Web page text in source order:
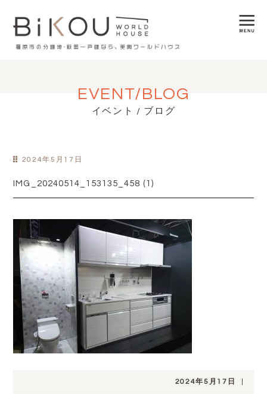
EVENT/BLOG
イベント / ブログ
2024年5月17日
IMG_20240514_153135_458 (1)
2024年5月17日